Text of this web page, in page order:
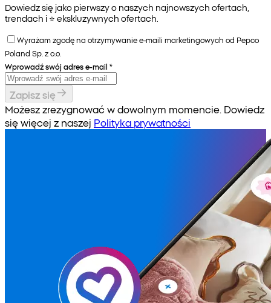
Dowiedz się jako pierwszy o naszych najnowszych ofertach,
trendach i ⭐️ ekskluzywnych ofertach.
Wyrażam zgodę na otrzymywanie e-maili marketingowych od Pepco
Poland Sp. z o.o.
Wprowadź swój adres e-mail *
Zapisz się
Możesz zrezygnować w dowolnym momencie. Dowiedz
się więcej z naszej Polityka prywatności